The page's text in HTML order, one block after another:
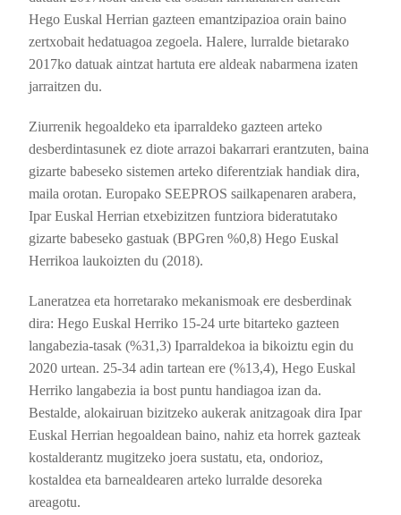
Hego Euskal Herrian gazteen emantzipazioa orain baino
zertxobait hedatuagoa zegoela. Halere, lurralde bietarako
2017ko datuak aintzat hartuta ere aldeak nabarmena izaten
jarraitzen du.
Ziurrenik hegoaldeko eta iparraldeko gazteen arteko
desberdintasunek ez diote arrazoi bakarrari erantzuten, baina
gizarte babeseko sistemen arteko diferentziak handiak dira,
maila orotan. Europako SEEPROS sailkapenaren arabera,
Ipar Euskal Herrian etxebizitzen funtziora bideratutako
gizarte babeseko gastuak (BPGren %0,8) Hego Euskal
Herrikoa laukoizten du (2018).
Laneratzea eta horretarako mekanismoak ere desberdinak
dira: Hego Euskal Herriko 15-24 urte bitarteko gazteen
langabezia-tasak (%31,3) Iparraldekoa ia bikoiztu egin du
2020 urtean. 25-34 adin tartean ere (%13,4), Hego Euskal
Herriko langabezia ia bost puntu handiagoa izan da.
Bestalde, alokairuan bizitzeko aukerak anitzagoak dira Ipar
Euskal Herrian hegoaldean baino, nahiz eta horrek gazteak
kostalderantz mugitzeko joera sustatu, eta, ondorioz,
kostaldea eta barnealdearen arteko lurralde desoreka
areagotu.